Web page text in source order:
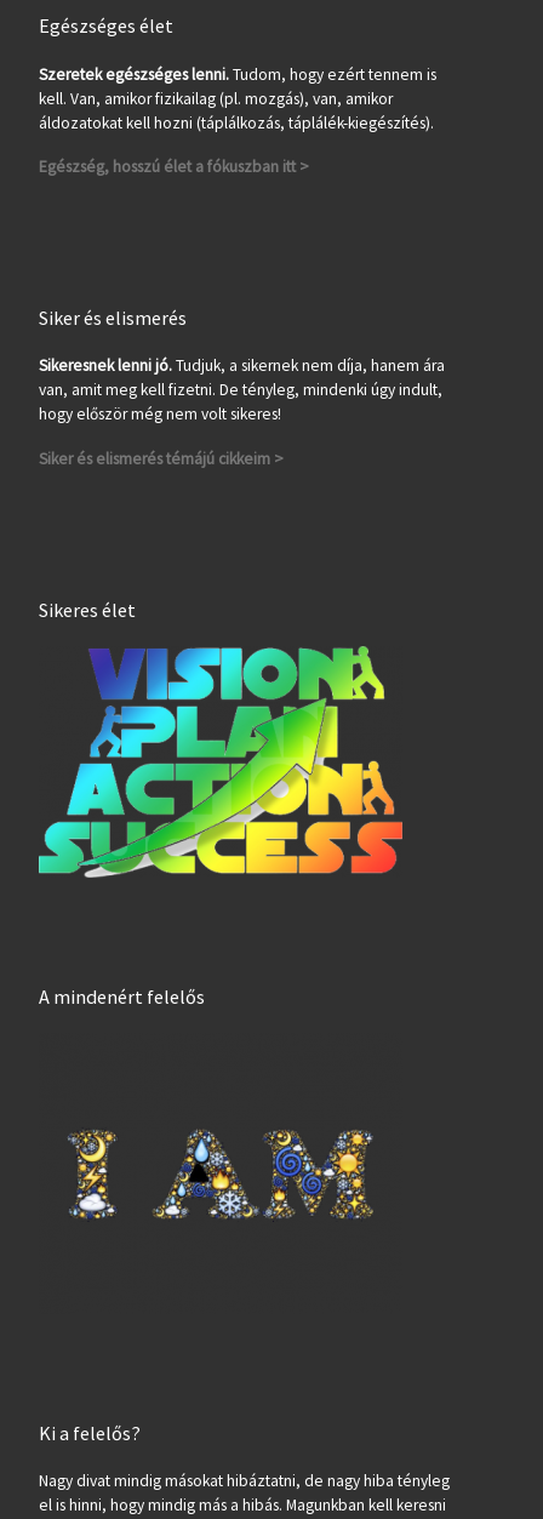
Egészséges élet
Szeretek egészséges lenni.Tudom, hogy ezért tennem is
kell. Van, amikor fizikailag (pl. mozgás), van, amikor
áldozatokat kell hozni (táplálkozás, táplálék-kiegészítés).
Egészség, hosszú élet a fókuszban itt >
Siker és elismerés
Sikeresnek lenni jó.Tudjuk, a sikernek nem díja, hanem ára
van, amit meg kell fizetni. De tényleg, mindenki úgy indult,
hogy először még nem volt sikeres!
Siker és elismerés témájú cikkeim >
Sikeres élet
A mindenért felelős
Ki a felelős?
Nagy divat mindig másokat hibáztatni, de nagy hiba tényleg
el is hinni, hogy mindig más a hibás. Magunkban kell keresni